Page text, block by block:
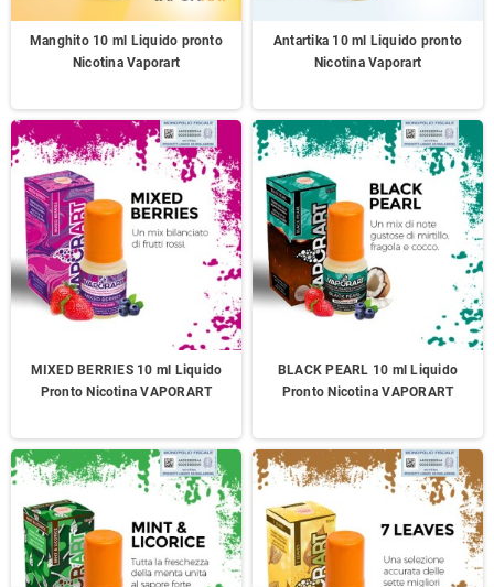
Manghito 10 ml Liquido pronto
Nicotina Vaporart
Antartika 10 ml Liquido pronto
Nicotina Vaporart
MIXED BERRIES 10 ml Liquido
Pronto Nicotina VAPORART
BLACK PEARL 10 ml Liquido
Pronto Nicotina VAPORART